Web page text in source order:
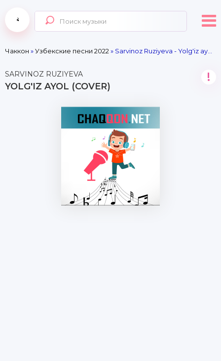
Чаккон »Узбекские песни 2022 » Sarvinoz Ruziyeva - Yolg'iz ayol (cover)
SARVINOZ RUZIYEVA
YOLG'IZ AYOL (COVER)
!